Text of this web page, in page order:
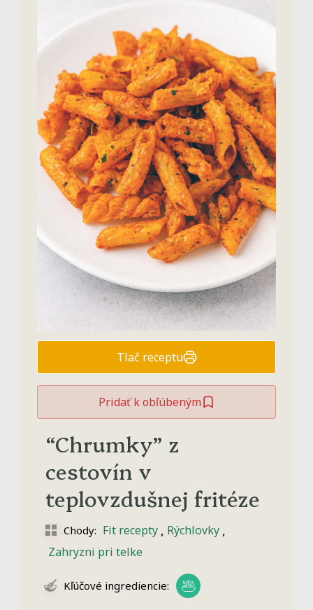
Tlač receptu
Pridať k obľúbeným
“Chrumky” z
cestovín v
teplovzdušnej fritéze
Chody: Fit recepty , Rýchlovky ,
Zahryzni pri telke
Kľúčové ingrediencie: